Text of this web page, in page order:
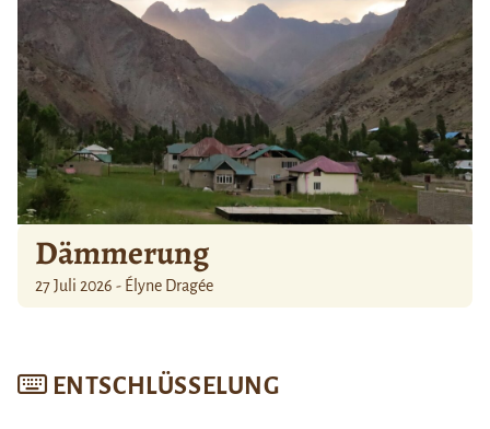
Dämmerung
27 Juli 2026 - Élyne Dragée
ENTSCHLÜSSELUNG